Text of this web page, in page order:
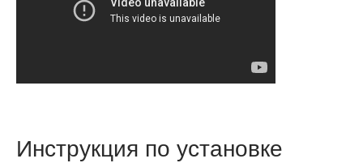
Инструкция по установке